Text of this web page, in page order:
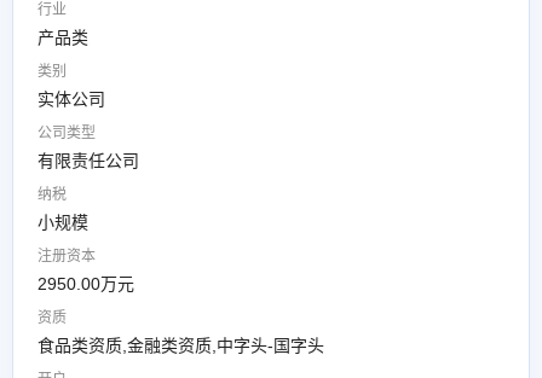
行业
产品类
类别
实体公司
公司类型
有限责任公司
纳税
小规模
注册资本
2950.00万元
资质
食品类资质,金融类资质,中字头-国字头